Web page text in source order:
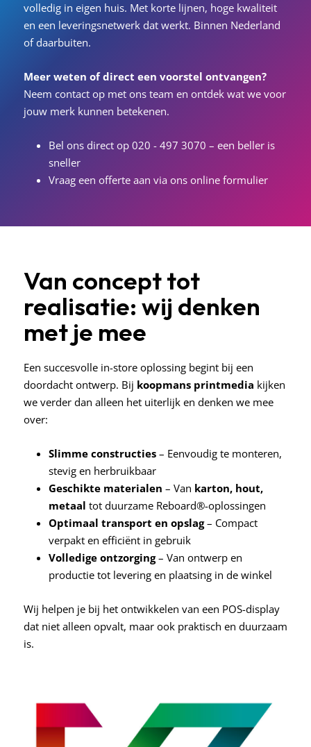
volledig in eigen huis. Met korte lijnen, hoge kwaliteit
en een leveringsnetwerk dat werkt. Binnen Nederland
of daarbuiten.
Meer weten of direct een voorstel ontvangen?
Neem contact op met ons team en ontdek wat we voor
jouw merk kunnen betekenen.
Bel ons direct op 020 - 497 3070 – een beller is
sneller
Vraag een offerte aan via ons online formulier
Van concept tot
realisatie: wij denken
met je mee
Een succesvolle in-store oplossing begint bij een
doordacht ontwerp. Bij koopmans printmedia kijken
we verder dan alleen het uiterlijk en denken we mee
over:
Slimme constructies – Eenvoudig te monteren,
stevig en herbruikbaar
Geschikte materialen – Van karton, hout,
metaal tot duurzame Reboard®-oplossingen
Optimaal transport en opslag– Compact
verpakt en efficiënt in gebruik
Volledige ontzorging– Van ontwerp en
productie tot levering en plaatsing in de winkel
Wij helpen je bij het ontwikkelen van een POS-display
dat niet alleen opvalt, maar ook praktisch en duurzaam
is.